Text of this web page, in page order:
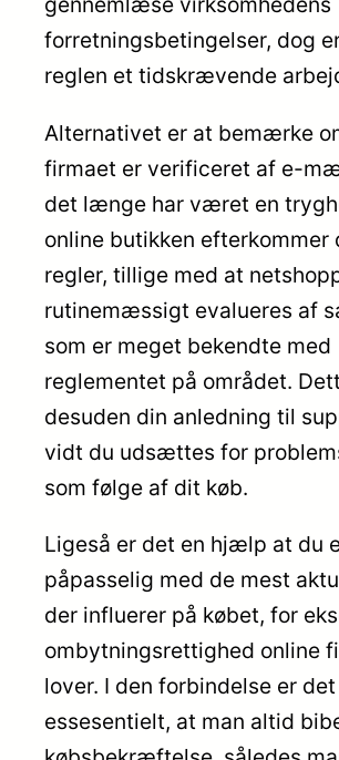
forretningsbetingelser, dog
reglen et tidskrævende
Alternativet er at bemærke
firmaet er verificeret af e-
det længe har været en
online butikken efterkommer
regler, tillige med at
rutinemæssigt evalueres af
som er meget bekendte med
reglementet på området.
desuden din anledning til
vidt du udsættes for
som følge af dit køb.
Ligeså er det en hjælp at du
påpasselig med de mest
der influerer på købet, for
ombytningsrettighed online
lover. I den forbindelse er
essesentielt, at man altid